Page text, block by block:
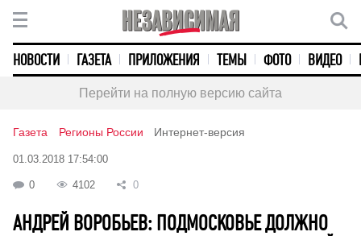
НОВОСТИ ГАЗЕТА ПРИЛОЖЕНИЯ ТЕМЫ ФОТО ВИДЕО
Перейти на полную версию сайта
Газета Регионы России Интернет-версия
01.03.2018 17:54:00
0 4102 0
АНДРЕЙ ВОРОБЬЕВ: ПОДМОСКОВЬЕ ДОЛЖНО